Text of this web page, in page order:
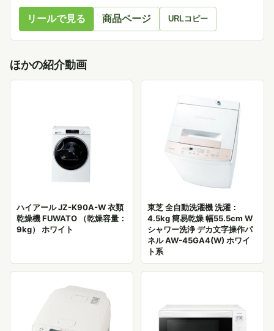
リールで見る 商品ページ URLコピー
ほかの紹介動画
ハイアール JZ-K90A-W 衣類
乾燥機 FUWATO （乾燥容量：
9kg） ホワイト
東芝 全自動洗濯機 洗濯：
4.5kg 簡易乾燥 幅55.5cm W
シャワー洗浄 デカ文字操作パ
ネル AW-45GA4(W) ホワイ
ト系